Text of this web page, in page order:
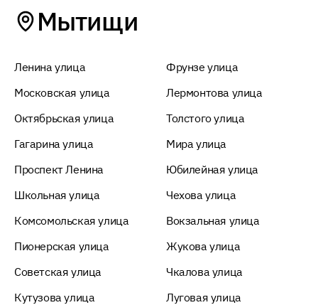
Мытищи
Ленина улица
Московская улица
Октябрьская улица
Гагарина улица
Проспект Ленина
Школьная улица
Комсомольская улица
Пионерская улица
Советская улица
Кутузова улица
Фрунзе улица
Лермонтова улица
Толстого улица
Мира улица
Юбилейная улица
Чехова улица
Вокзальная улица
Жукова улица
Чкалова улица
Луговая улица